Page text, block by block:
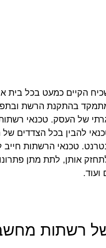
הקיים כמעט בכל בית
בהתקנת הרשת
של העסק. טכנאי
להבין בכל הצדדים של
טכנאי הרשתות חייב
אותן, לתת מתן
של רשתות